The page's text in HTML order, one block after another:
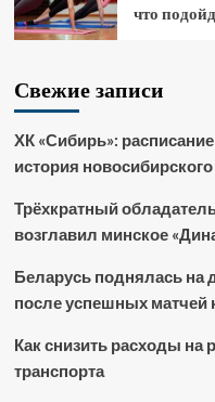
что
Свежие записи
ХК «Сибирь»:
история
Трёхкратный
возглавил минское
Беларусь поднялась на
после успешных матчей
Как снизить расходы на
транспорта